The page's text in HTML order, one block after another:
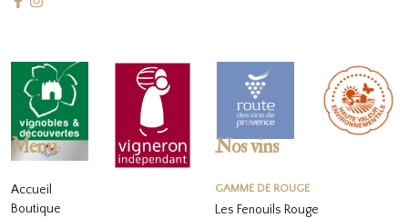
Menu
Accueil
Boutique
Nos vins
GAMME DE ROUGE
Les Fenouils Rouge